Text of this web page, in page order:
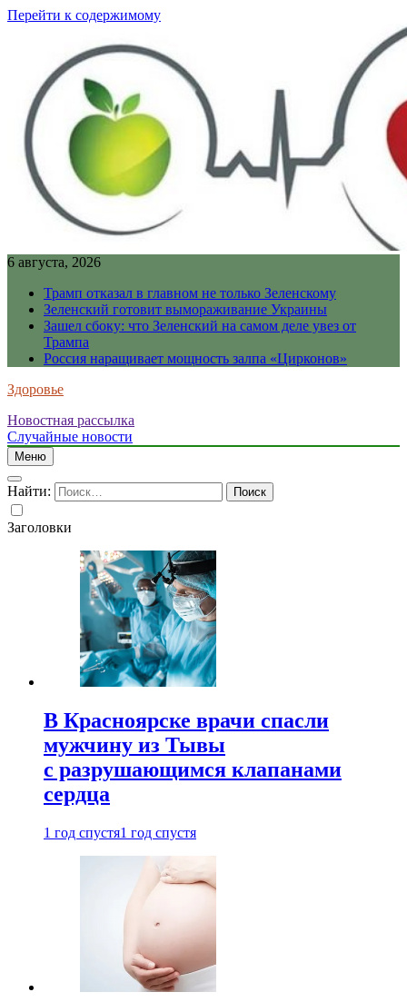
Перейти к содержимому
6 августа, 2026
Трамп отказал в главном не только Зеленскому
Зеленский готовит вымораживание Украины
Зашел сбоку: что Зеленский на самом деле увез от
Трампа
Россия наращивает мощность залпа «Цирконов»
Здоровье
Новостная рассылка
Случайные новости
Меню
Найти:
Заголовки
В Красноярске врачи спасли
мужчину из Тывы
с разрушающимся клапанами
сердца
1 год спустя1 год спустя